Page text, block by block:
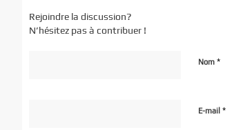
Rejoindre la discussion?
N’hésitez pas à contribuer !
Nom *
E-mail *